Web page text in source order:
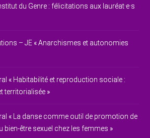
du Genre : félicitations aux lauréat·e·s
– JE « Anarchismes et autonomies
« Habitabilité et reproduction sociale :
territorialisée »
« La danse comme outil de promotion de
bien-être sexuel chez les femmes »